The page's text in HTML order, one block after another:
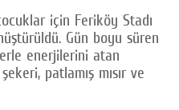
için Feriköy Stadı
Gün boyu süren
enerjilerini atan
patlamış mısır ve